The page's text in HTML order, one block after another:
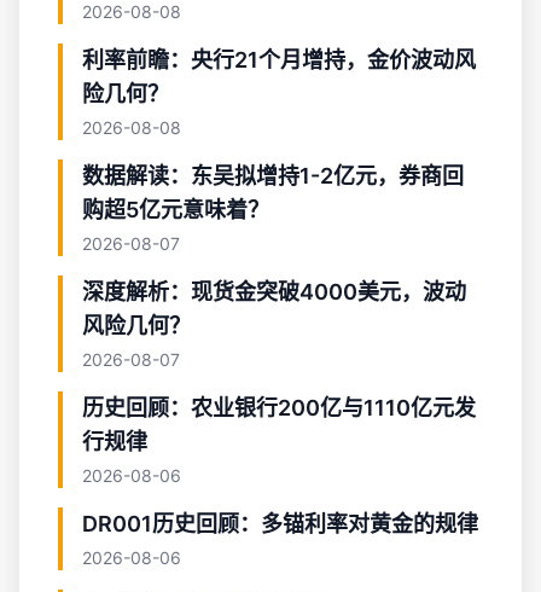
2026-08-08
利率前瞻：央行21个月增持，金价波动风
险几何？
2026-08-08
数据解读：东吴拟增持1-2亿元，券商回
购超5亿元意味着？
2026-08-07
深度解析：现货金突破4000美元，波动
风险几何？
2026-08-07
历史回顾：农业银行200亿与1110亿元发
行规律
2026-08-06
DR001历史回顾：多锚利率对黄金的规律
2026-08-06